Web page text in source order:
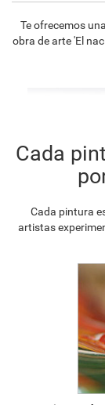
Te ofrecemos
obra de arte 'El
Cada
Cada pintura
artistas